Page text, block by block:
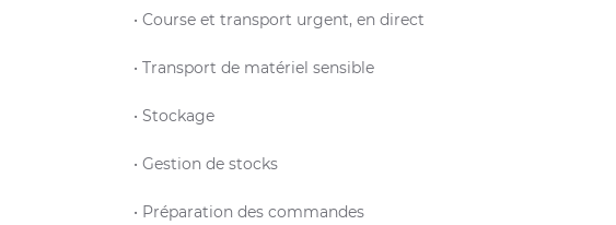
• Course et transport urgent, en direct
• Transport de matériel sensible
• Stockage
• Gestion de stocks
• Préparation des commandes